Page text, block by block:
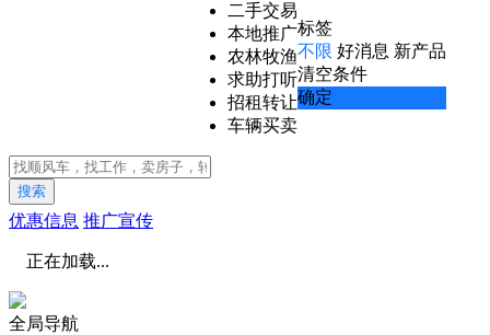
二手交易
本地推广
农林牧渔
求助打听
招租转让
车辆买卖
标签
不限 好消息 新产品
清空条件
确定
搜索
优惠信息 推广宣传
正在加载...
全局导航